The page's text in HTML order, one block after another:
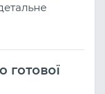
готової